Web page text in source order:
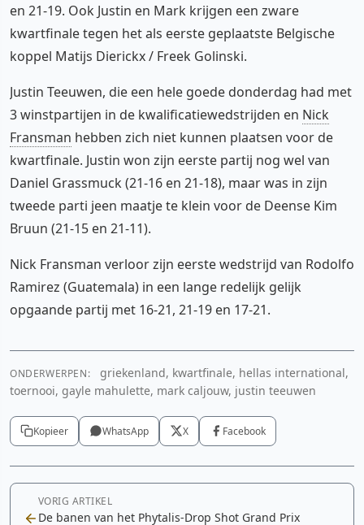
en 21-19. Ook Justin en Mark krijgen een zware
kwartfinale tegen het als eerste geplaatste Belgische
koppel Matijs Dierickx / Freek Golinski.
Justin Teeuwen, die een hele goede donderdag had met
3 winstpartijen in de kwalificatiewedstrijden en Nick
Fransman hebben zich niet kunnen plaatsen voor de
kwartfinale. Justin won zijn eerste partij nog wel van
Daniel Grassmuck (21-16 en 21-18), maar was in zijn
tweede parti jeen maatje te klein voor de Deense Kim
Bruun (21-15 en 21-11).
Nick Fransman verloor zijn eerste wedstrijd van Rodolfo
Ramirez (Guatemala) in een lange redelijk gelijk
opgaande partij met 16-21, 21-19 en 17-21.
ONDERWERPEN:
griekenland, kwartfinale, hellas international,
toernooi, gayle mahulette, mark caljouw, justin teeuwen
Kopieer WhatsApp X Facebook
VORIG ARTIKEL
De banen van het Phytalis-Drop Shot Grand Prix